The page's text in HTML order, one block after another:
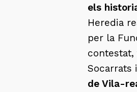
els
Heredia
per la
contestat,
Socarrats
de Vila-